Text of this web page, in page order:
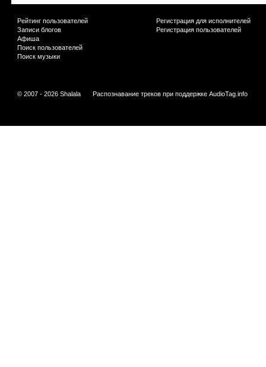
Рейтинг пользователей
Записи блогов
Афиша
Поиск пользователей
Поиск музыки
Регистрация для исполнителей
Регистрация пользователей
© 2007 - 2026 Shalala Распознавание треков при поддержке AudioTag.info